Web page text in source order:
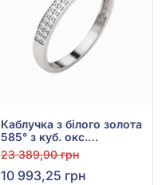
Каблучка з білого золота
585° з куб. окс.
цирконію, арт. 140439б
23 389,90 грн
10 993,25 грн